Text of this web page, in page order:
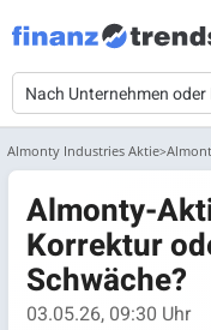
Almonty Industries Aktie
Almonty-
Korrektur
Schwäche?
03.05.26, 09:30 Uhr